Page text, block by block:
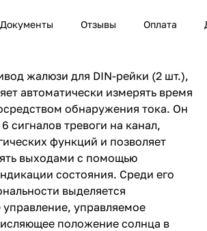
Документы Отзывы Оплата
жалюзи для DIN-рейки (2 шт.),
автоматически измерять время
обнаружения тока. Он
сигналов тревоги на канал,
функций и позволяет
выходами с помощью
состояния. Среди его
выделяется
управление, управляемое
положение солнца в